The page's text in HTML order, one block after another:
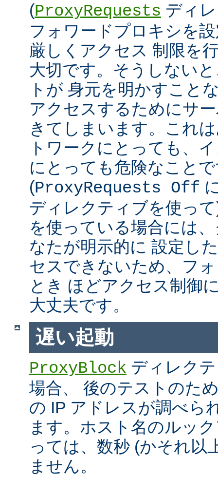
(ProxyRequests ディ
フォワードプロキシを
厳しくアクセス 制限を
大切です。そうしない
トが 身元を明かすこと
アクセスするためにサ
きてしまいます。これ
トワークにとっても、
にとっても危険なこと
(ProxyRequests Off
ディレクティブを使っ
を使っている場合には
なたが明示的に 設定し
セスできないため、フ
とき ほどアクセス制御
大丈夫です。
遅い起動
ProxyBlock ディレク
場合、 後のテストのた
の IP アドレスが調べら
ます。ホスト名のルッ
っては、数秒 (かそれ以
ません。